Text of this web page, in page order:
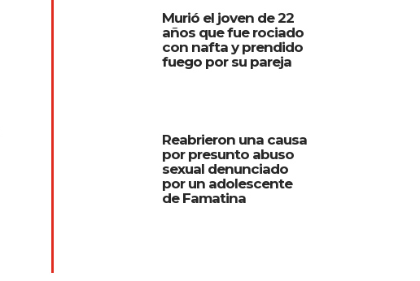
Murió el joven de 22
años que fue rociado
con nafta y prendido
fuego por su pareja
Reabrieron una causa
por presunto abuso
sexual denunciado
por un adolescente
de Famatina